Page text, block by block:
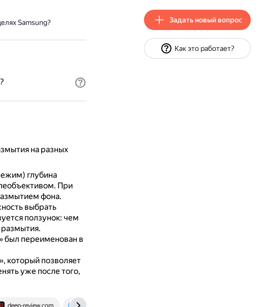
Samsung?
на разных
глубина
При
фона.
выбрать
ползунок: чем
был переименован в
который позволяет
уже после того,
deep-review.com www.samsung.com
Задать новый вопрос
Как это работает?